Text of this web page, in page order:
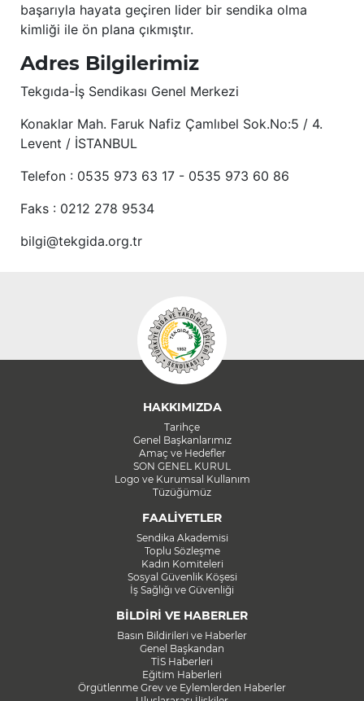
başarıyla hayata geçiren lider bir sendika olma
kimliği ile ön plana çıkmıştır.
Adres Bilgilerimiz
Tekgıda-İş Sendikası Genel Merkezi
Konaklar Mah. Faruk Nafiz Çamlıbel Sok.No:5 / 4.
Levent / İSTANBUL
Telefon : 0535 973 63 17 - 0535 973 60 86
Faks : 0212 278 9534
bilgi@tekgida.org.tr
HAKKIMIZDA
Tarihçe
Genel Başkanlarımız
Amaç ve Hedefler
SON GENEL KURUL
Logo ve Kurumsal Kullanım
Tüzüğümüz
FAALİYETLER
Sendika Akademisi
Toplu Sözleşme
Kadın Komiteleri
Sosyal Güvenlik Köşesi
İş Sağlığı ve Güvenliği
BİLDİRİ VE HABERLER
Basın Bildirileri ve Haberler
Genel Başkandan
TİS Haberleri
Eğitim Haberleri
Örgütlenme Grev ve Eylemlerden Haberler